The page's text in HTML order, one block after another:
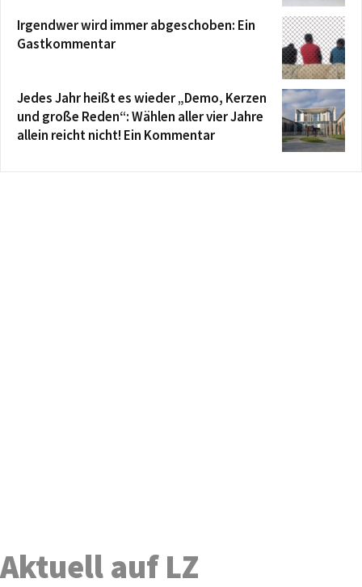
Irgendwer wird immer abgeschoben: Ein
Gastkommentar
Jedes Jahr heißt es wieder „Demo, Kerzen
und große Reden“: Wählen aller vier Jahre
allein reicht nicht! Ein Kommentar
Aktuell auf LZ